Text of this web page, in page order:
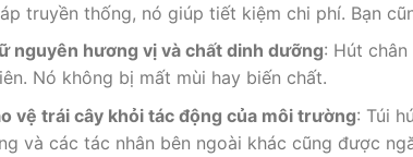
truyền thống, nó giúp tiết kiệm chi phí. Bạn
nguyên hương vị và chất dinh dưỡng: Hút
Nó không bị mất mùi hay biến chất.
vệ trái cây khỏi tác động của môi trường: Túi
và các tác nhân bên ngoài khác cũng được